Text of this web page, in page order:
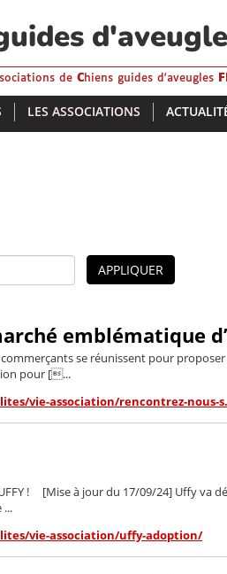
de Chiens guides d'aveugles
LES ASSOCIATIONS
APPLIQUER
emblématique
se réunissent pour
pour [...
vie-association/rencontrez-nous-
! [Mise à jour du 17/09/24] Uffy va
vie-association/uffy-adoption/